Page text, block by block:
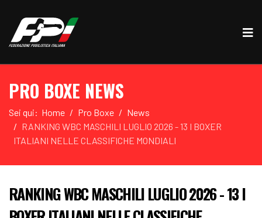
PRO BOXE NEWS
Sei qui: Home Pro Boxe
News
RANKING WBC MASCHILI LUGLIO 2026 - 13 I BOXER
ITALIANI NELLE CLASSIFICHE MONDIALI
RANKING WBC MASCHILI LUGLIO 2026 - 13 I